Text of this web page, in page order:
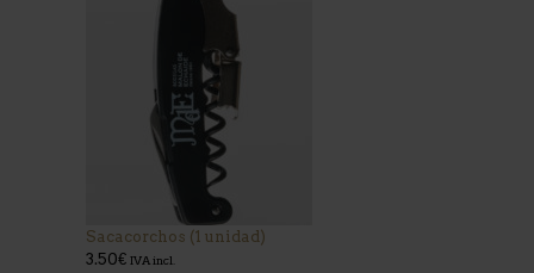
Sacacorchos (1 unidad)
3.50€ IVA incl.